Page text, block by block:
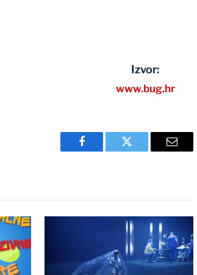
Izvor:
www.bug.hr
Facebook Twitter Email